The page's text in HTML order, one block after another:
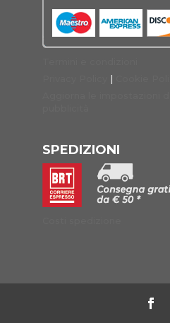
|
SPEDIZIONI